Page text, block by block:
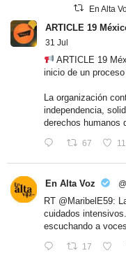
En Alta
ARTICLE 19
31 Jul
ARTICLE 19
inicio de un
La organización
independencia,
derechos humanos
67
En Alta Voz
RT @MaribelE59:
cuidados
escuchando a
17